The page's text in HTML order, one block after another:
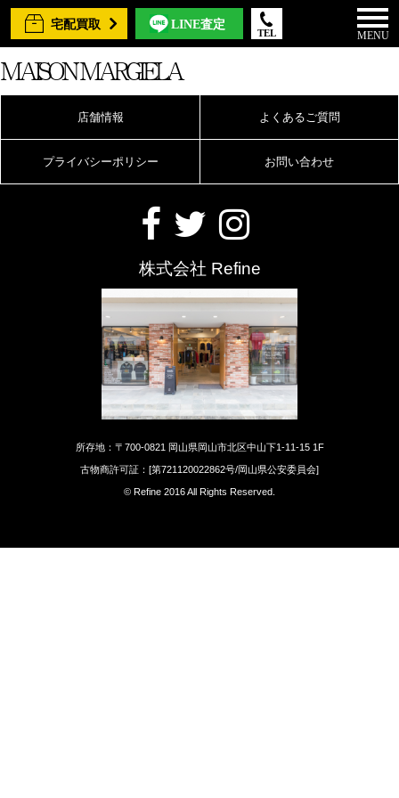
宅配買取 LINE査定
TEL MENU
MAISON MARGIELA
店舗情報 よくあるご質問
プライバシーポリシー お問い合わせ
株式会社 Refine
所存地：〒700-0821 岡山県岡山市北区中山下1-11-15 1F
古物商許可証：[第721120022862号/岡山県公安委員会]
© Refine 2016 All Rights Reserved.